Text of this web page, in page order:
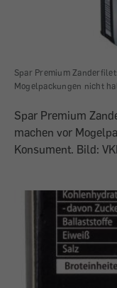
Spar Premium
Mogelpackungen nicht
Spar Premium
machen vor
Konsument. Bild: VKI